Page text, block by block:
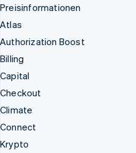
Preisinformationen
Atlas
Authorization Boost
Billing
Capital
Checkout
Climate
Connect
Krypto